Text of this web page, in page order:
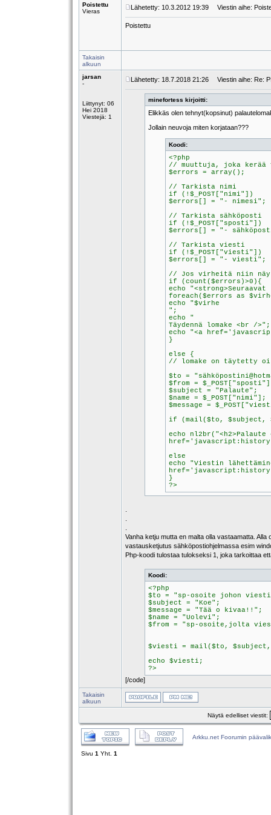
Poistettu
Vieras
Lähetetty: 10.3.2012 19:39 Viestin aihe:
Poistettu
Takaisin
alkuun
jarsan
-
Liittynyt: 06
Hei 2018
Viestejä: 1
Lähetetty: 18.7.2018 21:26 Viestin aihe: Re:
minefortess kirjoitti:
Elikkäs olen tehnyt(kopsinut)
Jollain neuvoja miten korjataan???
Koodi:
<?php
// muuttuja, joka kerää
$errors = array();
// Tarkista nimi
if (!$_POST["nimi"])
$errors[] = "- nimesi";
// Tarkista sähköposti
if (!$_POST["sposti"])
$errors[] = "-
// Tarkista viesti
if (!$_POST["viesti"])
$errors[] = "- viesti";
// Jos virheitä niin
if (count($errors)>0){
echo
foreach($errors as
echo "$virhe
";
echo "
Täydennä lomake <br />";
echo "<a
}
else {
// lomake on täytetty
$to =
$from =
$subject = "Palaute";
$name = $_POST["nimi"];
$message =
if (mail($to, $subject,
echo
else
echo "Viestin
}
?>
Vanha ketju mutta en malta olla vastaamatta.
vastausketjutus sähköpostiohjelmassa esim
Php-koodi tulostaa tulokseksi 1, joka tarkoittaa
Koodi:
<?php
$to = "sp-osoite johon viesti
$subject = "Koe";
$message = "Tää o kivaa!!";
$name = "Uolevi";
$from = "sp-osoite,jolta
$viesti = mail($to, $subject,
echo $viesti;
?>
[/code]
Takaisin
alkuun
Näytä edelliset viestit:
Arkku.net Foorumin
Sivu 1 Yht. 1